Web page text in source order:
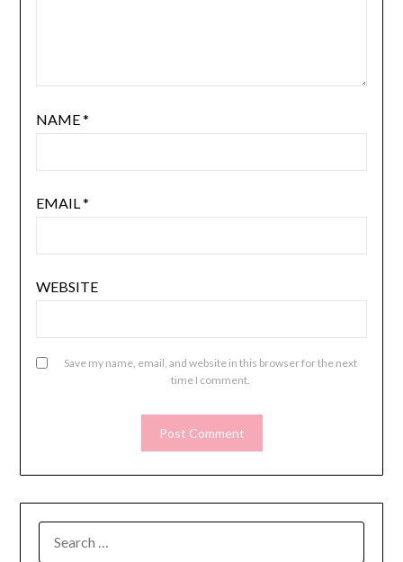
NAME*
EMAIL *
WEBSITE
Save my name, email, and website in this browser for the next
time I comment.
FOR: